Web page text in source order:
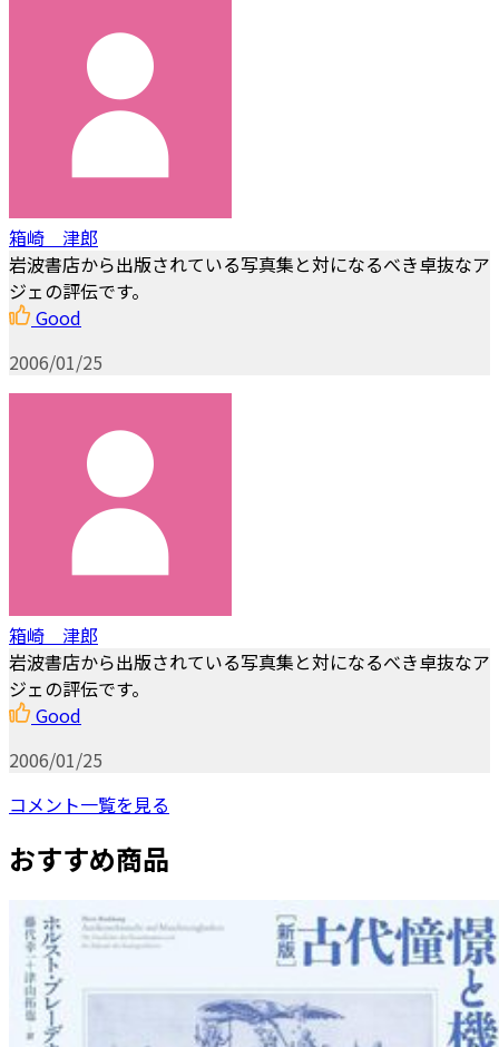
箱崎 津郎
岩波書店から出版されている写真集と対になるべき卓抜なア
ジェの評伝です。
Good
2006/01/25
箱崎 津郎
岩波書店から出版されている写真集と対になるべき卓抜なア
ジェの評伝です。
Good
2006/01/25
コメント一覧を見る
おすすめ商品